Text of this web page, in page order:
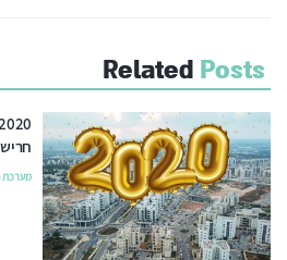
Related Posts
חריש